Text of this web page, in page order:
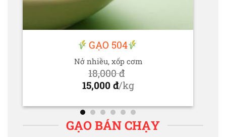
GẠO 504
Nở nhiều, xốp cơm
18,000đ
Giá
là:
18,000 đ.
15,000 đ/kg
hiện
tại
là:
GẠO BÁN CHẠY